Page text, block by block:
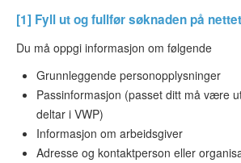
[1] Fyll ut og fullfør søknaden på
Du må oppgi informasjon om følgende
Grunnleggende personopplysninger
Passinformasjon (passet ditt må være
deltar i VWP)
Informasjon om arbeidsgiver
Adresse og kontaktperson eller